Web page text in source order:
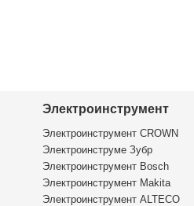
Электроинструмент
Электроинструмент CROWN
Электроинструме Зубр
Электроинструмент Bosch
Электроинструмент Makita
Электроинструмент ALTECO